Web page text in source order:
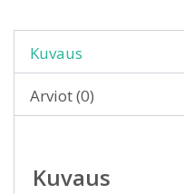
Kuvaus
Arviot (0)
Kuvaus